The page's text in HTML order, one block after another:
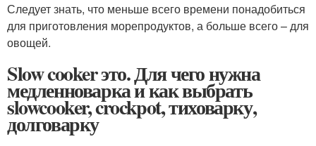
Следует знать, что меньше всего времени понадобиться
для приготовления морепродуктов, а больше всего – для
овощей.
Slow cooker это. Для чего нужна
медленноварка и как выбрать
slowcooker, crockpot, тиховарку,
долговарку